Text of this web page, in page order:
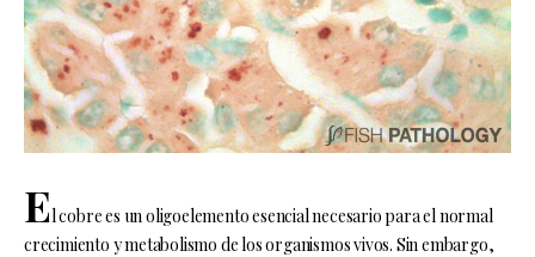
El cobre es un oligoelemento esencial necesario para el normal
crecimiento y metabolismo de los organismos vivos. Sin embargo,